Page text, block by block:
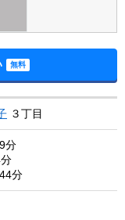
３丁目
分
分